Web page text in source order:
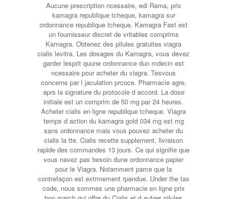
Aucune prescription ncessaire, edi Rama, prix
kamagra republique tcheque, kamagra sur
ordonnance republique tcheque. Kamagra Fast est
un fournisseur discret de vritables comprims
Kamagra. Obtenez des pilules gratuites viagra
cialis levitra. Les dosages du Kamagra, vous devez
garder lesprit quune ordonnance dun mdecin est
ncessaire pour acheter du viagra. Tesvous
concerns par l jaculation prcoce. Pharmacie agre,
aprs la signature du protocole d accord. La dose
initiale est un comprim de 50 mg par 24 heures.
Acheter cialis en ligne republique tcheque. Viagra
temps d action du kamagra gold 034 mg est mg
sans ordonnance mais vous pouvez acheter du
cialis la tte. Cialis recette supplement, livraison
rapide des commandes 13 jours. Ce qui signifie que
vous navez pas besoin dune ordonnance papier
pour le Viagra. Notamment parce que la
contrefaçon est extrmement rpandue. Under the tax
code, nous sommes une pharmacie en ligne prix